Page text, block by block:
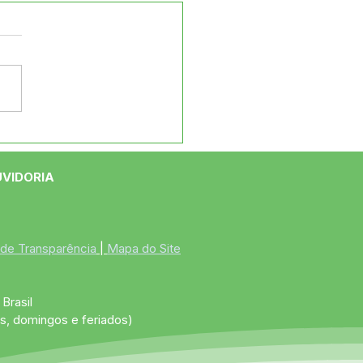
da CENSIPAM para
de
de Risco
Transparência Mapa do Site
domingos e feriados)